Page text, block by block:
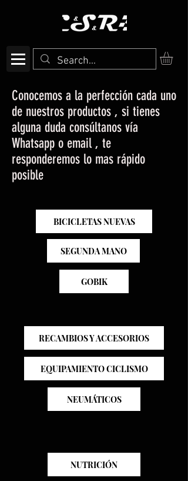
Conocemos a la perfección cada uno
de nuestros productos , si tienes
alguna duda consúltanos vía
Whatsapp o email , te
responderemos lo mas rápido
posible
BICICLETAS NUEVAS
SEGUNDA MANO
GOBIK
RECAMBIOS Y ACCESORIOS
EQUIPAMIENTO CICLISMO
NEUMÁTICOS
NUTRICIÓN